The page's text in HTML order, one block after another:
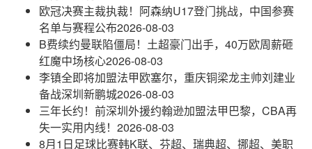
欧冠决赛主裁执裁！阿森纳U17登门挑战，中国参赛
名单与赛程公布2026-08-03
B费续约曼联陷僵局！土超豪门出手，40万欧周薪砸
红魔中场核心2026-08-03
李镇全即将加盟法甲欧塞尔，重庆铜梁龙主帅刘建业
备战深圳新鹏城2026-08-03
三年长约！前深圳外援约翰逊加盟法甲巴黎，CBA再
失一实用内线！ 2026-08-03
8月1日足球比赛韩K联、芬超、瑞典超、挪超、美职